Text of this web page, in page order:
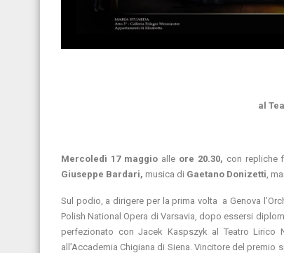
al
Mercoledì 17 maggio alle ore 20.30, con repliche
Giuseppe Bardari, musica di Gaetano Donizetti,
Sul podio, a dirigere per la prima volta a Genova
Polish National Opera di Varsavia, dopo essersi
perfezionato con Jacek Kaspszyk al Teatro Lirico
all’Accademia Chigiana di Siena. Vincitore del premio